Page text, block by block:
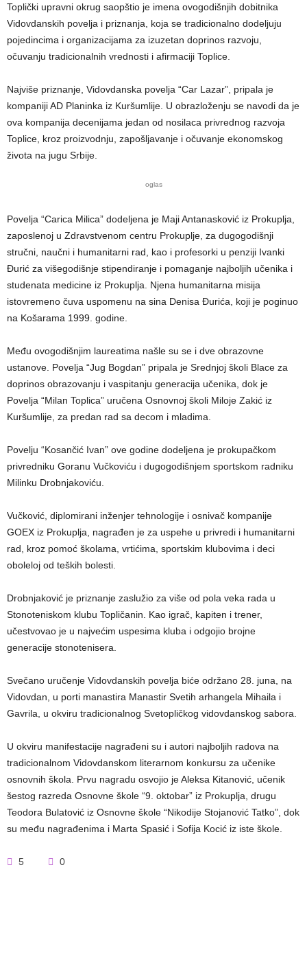
Toplički upravni okrug saopštio je imena ovogodišnjih dobitnika
Vidovdanskih povelja i priznanja, koja se tradicionalno dodeljuju
pojedincima i organizacijama za izuzetan doprinos razvoju,
očuvanju tradicionalnih vrednosti i afirmaciji Toplice.
Najviše priznanje, Vidovdanska povelja “Car Lazar”, pripala je
kompaniji AD Planinka iz Kuršumlije. U obrazloženju se navodi da je
ova kompanija decenijama jedan od nosilaca privrednog razvoja
Toplice, kroz proizvodnju, zapošljavanje i očuvanje ekonomskog
života na jugu Srbije.
oglas
Povelja “Carica Milica” dodeljena je Maji Antanasković iz Prokuplja,
zaposlenoj u Zdravstvenom centru Prokuplje, za dugogodišnji
stručni, naučni i humanitarni rad, kao i profesorki u penziji Ivanki
Đurić za višegodišnje stipendiranje i pomaganje najboljih učenika i
studenata medicine iz Prokuplja. Njena humanitarna misija
istovremeno čuva uspomenu na sina Denisa Đurića, koji je poginuo
na Košarama 1999. godine.
Među ovogodišnjim laureatima našle su se i dve obrazovne
ustanove. Povelja “Jug Bogdan” pripala je Srednjoj školi Blace za
doprinos obrazovanju i vaspitanju generacija učenika, dok je
Povelja “Milan Toplica” uručena Osnovnoj školi Miloje Zakić iz
Kuršumlije, za predan rad sa decom i mladima.
Povelju “Kosančić Ivan” ove godine dodeljena je prokupačkom
privredniku Goranu Vučkoviću i dugogodišnjem sportskom radniku
Milinku Drobnjakoviću.
Vučković, diplomirani inženjer tehnologije i osnivač kompanije
GOEX iz Prokuplja, nagrađen je za uspehe u privredi i humanitarni
rad, kroz pomoć školama, vrtićima, sportskim klubovima i deci
oboleloj od teških bolesti.
Drobnjaković je priznanje zaslužio za više od pola veka rada u
Stonoteniskom klubu Topličanin. Kao igrač, kapiten i trener,
učestvovao je u najvećim uspesima kluba i odgojio brojne
generacije stonotenisera.
Svečano uručenje Vidovdanskih povelja biće održano 28. juna, na
Vidovdan, u porti manastira Manastir Svetih arhangela Mihaila i
Gavrila, u okviru tradicionalnog Svetopličkog vidovdanskog sabora.
U okviru manifestacije nagrađeni su i autori najboljih radova na
tradicionalnom Vidovdanskom literarnom konkursu za učenike
osnovnih škola. Prvu nagradu osvojio je Aleksa Kitanović, učenik
šestog razreda Osnovne škole “9. oktobar” iz Prokuplja, drugu
Teodora Bulatović iz Osnovne škole “Nikodije Stojanović Tatko”, dok
su među nagrađenima i Marta Spasić i Sofija Kocić iz iste škole.
5 0